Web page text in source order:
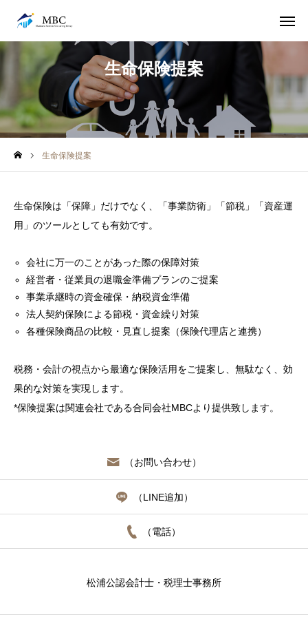
生命保険提案
生命保険提案
生命保険は「保障」だけでなく、「事業防衛」「節税」「資産運
用」のツールとしても有効です。
会社に万一のことがあった際の保障対策
経営者・従業員の退職金準備プランのご提案
事業承継時の資金確保・納税資金準備
法人契約保険による節税・資金繰り対策
各種保険商品の比較・見直し提案（保険代理店と連携）
税務・会計の視点から最適な保険活用をご提案し、無駄なく、効
果的な対策を実現します。
*保険提案は関連会社である合同会社MBCより提供致します。
（お問い合わせ）
（LINE追加）
（電話）
松浦公認会計士・税理士事務所
電話 無料相談は こちらから
LINE追加 アクセス
TOP
事務所概要・代表挨拶
求人募集